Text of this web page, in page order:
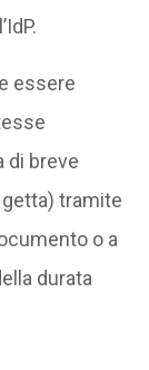
essere
di breve
tramite
o a
durata